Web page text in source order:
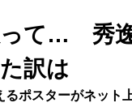
て… 秀逸
訳は
ポスターがネット